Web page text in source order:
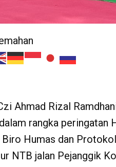
Ahmad Rizal
rangka peringatan
Humas dan
NTB jalan Pejanggik